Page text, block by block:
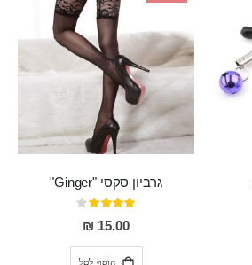
גרביון סקסי "Ginger"
דירוג:
80%
15.00 ₪